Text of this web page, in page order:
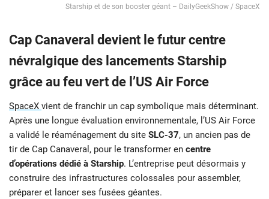
Starship et de son booster géant – DailyGeekShow / SpaceX
Cap Canaveral devient le futur centre
névralgique des lancements Starship
grâce au feu vert de l’US Air Force
SpaceX vient de franchir un cap symbolique mais déterminant.
Après une longue évaluation environnementale, l’US Air Force
a validé le réaménagement du site SLC-37, un ancien pas de
tir de Cap Canaveral, pour le transformer en centre
d’opérations dédié à Starship. L’entreprise peut désormais y
construire des infrastructures colossales pour assembler,
préparer et lancer ses fusées géantes.